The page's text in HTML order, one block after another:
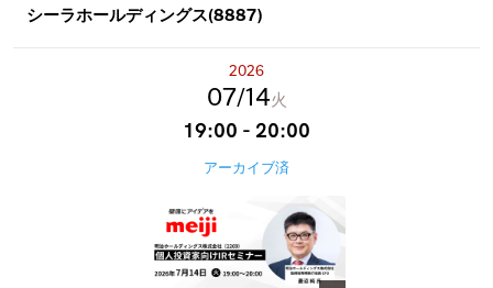
シーラホールディングス(8887)
2026
07 14火
19:00 - 20:00
アーカイブ済